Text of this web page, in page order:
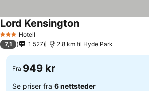
3 StjernerHotell
Lord Kensington
7,1 1 527 2.8 km til Hyde Park
Fra 949 kr
Se priser fra 6 nettsteder